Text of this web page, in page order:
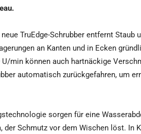
neue TruEdge-Schrubber entfernt Staub
an Kanten und in Ecken
U/min können auch hartnäckige
automatisch zurückgefahren, um
sorgen für eine
der Schmutz vor dem Wischen löst. In